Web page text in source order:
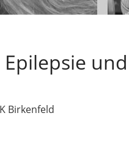
Birkenfeld